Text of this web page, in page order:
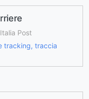
Post
tracking, traccia